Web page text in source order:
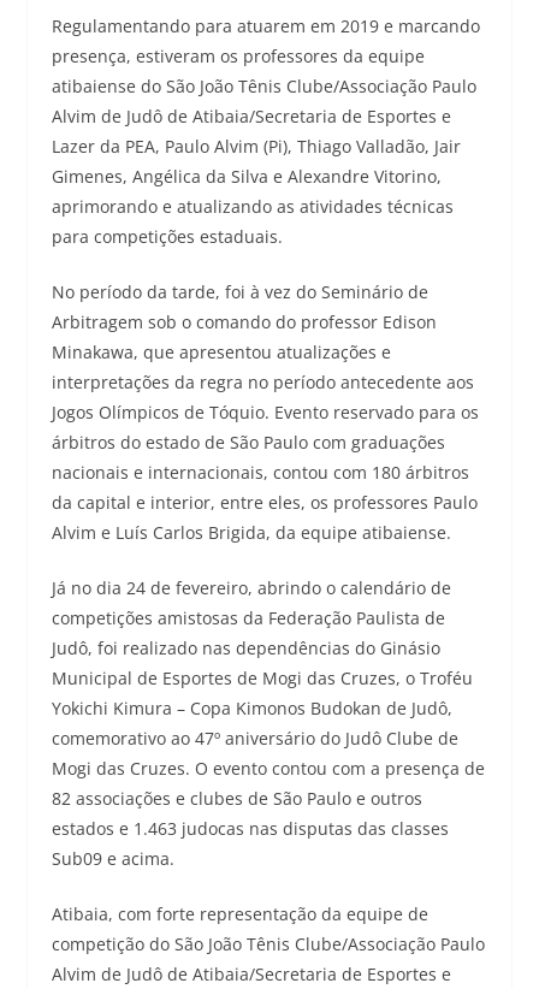
Regulamentando para atuarem em 2019 e marcando
presença, estiveram os professores da equipe
atibaiense do São João Tênis Clube/Associação Paulo
Alvim de Judô de Atibaia/Secretaria de Esportes e
Lazer da PEA, Paulo Alvim (Pi), Thiago Valladão, Jair
Gimenes, Angélica da Silva e Alexandre Vitorino,
aprimorando e atualizando as atividades técnicas
para competições estaduais.
No período da tarde, foi à vez do Seminário de
Arbitragem sob o comando do professor Edison
Minakawa, que apresentou atualizações e
interpretações da regra no período antecedente aos
Jogos Olímpicos de Tóquio. Evento reservado para os
árbitros do estado de São Paulo com graduações
nacionais e internacionais, contou com 180 árbitros
da capital e interior, entre eles, os professores Paulo
Alvim e Luís Carlos Brigida, da equipe atibaiense.
Já no dia 24 de fevereiro, abrindo o calendário de
competições amistosas da Federação Paulista de
Judô, foi realizado nas dependências do Ginásio
Municipal de Esportes de Mogi das Cruzes, o Troféu
Yokichi Kimura – Copa Kimonos Budokan de Judô,
comemorativo ao 47º aniversário do Judô Clube de
Mogi das Cruzes. O evento contou com a presença de
82 associações e clubes de São Paulo e outros
estados e 1.463 judocas nas disputas das classes
Sub09 e acima.
Atibaia, com forte representação da equipe de
competição do São João Tênis Clube/Associação Paulo
Alvim de Judô de Atibaia/Secretaria de Esportes e